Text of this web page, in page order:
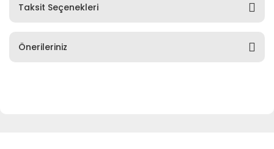
Taksit Seçenekleri
Önerileriniz